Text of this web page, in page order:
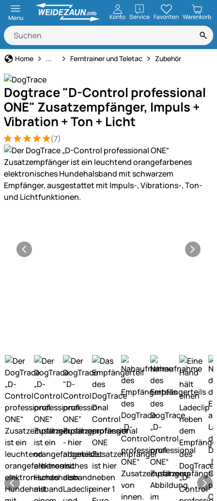
Menu Konto ServiceöffnenFavoriten Warenkorb
Home Hundeerziehung & Ferntrainer
... Ferntrainer und Teletac Zubehör
Dogtrace "D-Control professional
ONE" Zusatzempfänger, Impuls +
Vibration + Ton + Licht
Bewertung: 5 von 5 (7 Bewertungen)
7 Bewertungen(7)
Produktgalerie